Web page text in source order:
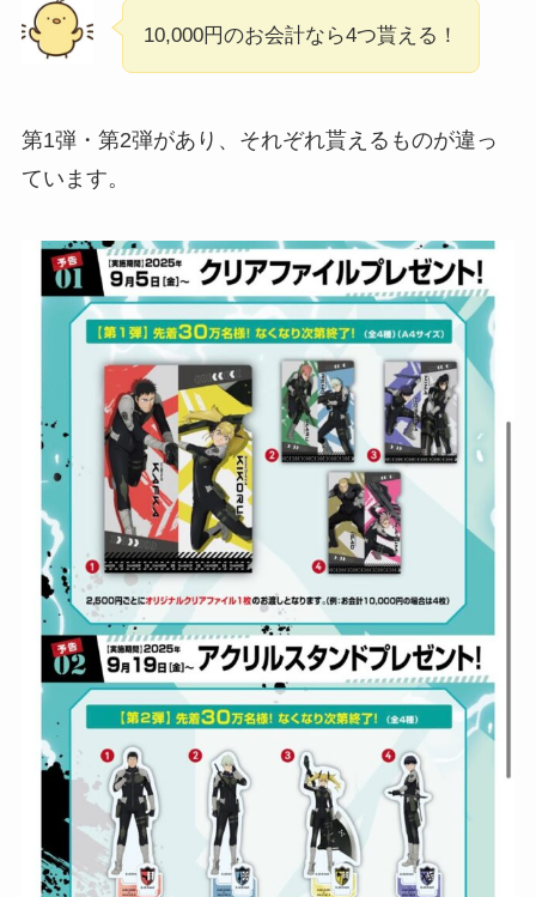
10,000円のお会計なら4つ貰える！
第1弾・第2弾があり、それぞれ貰えるものが違っ
ています。